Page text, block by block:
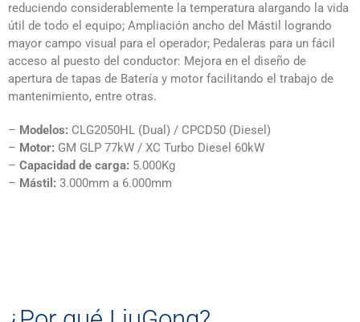
reduciendo considerablemente la temperatura alargando la vida
útil de todo el equipo; Ampliación ancho del Mástil logrando
mayor campo visual para el operador; Pedaleras para un fácil
acceso al puesto del conductor: Mejora en el diseño de
apertura de tapas de Batería y motor facilitando el trabajo de
mantenimiento, entre otras.
– Modelos: CLG2050HL (Dual) / CPCD50 (Diesel)
– Motor: GM GLP 77kW / XC Turbo Diesel 60kW
– Capacidad de carga: 5.000Kg
– Mástil: 3.000mm a 6.000mm